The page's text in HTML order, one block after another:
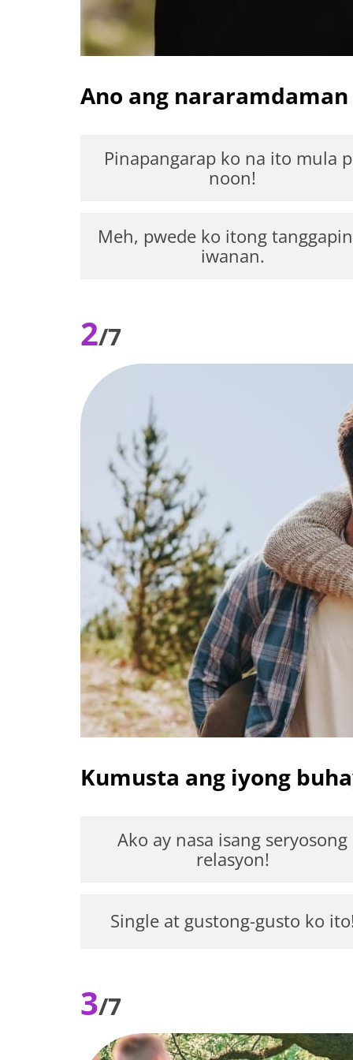
Ano ang
Pinapangarap ko na ito mula
noon!
Meh, pwede ko itong
iwanan.
2/7
Kumusta ang iyong
Ako ay nasa isang seryosong
relasyon!
Single at gustong-gusto ko
3/7